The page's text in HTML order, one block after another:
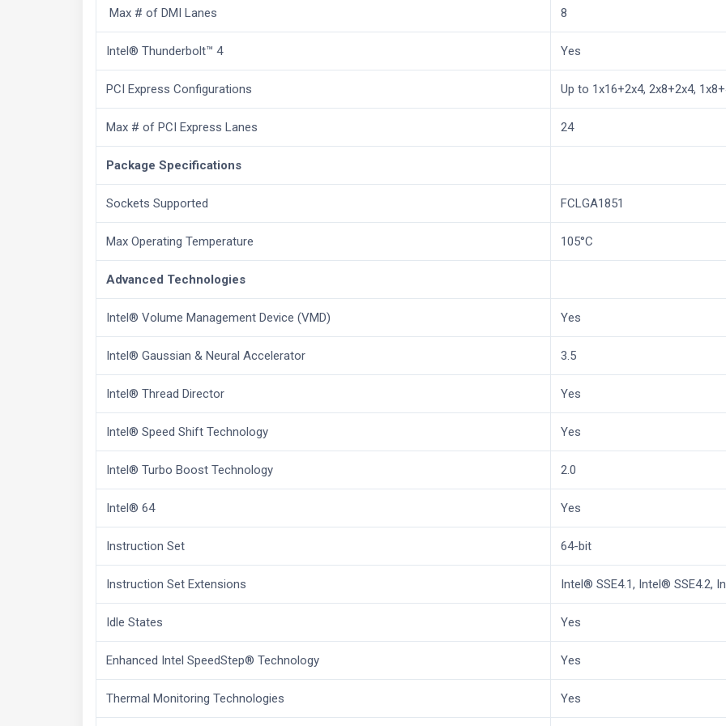
Max # of DMI Lanes 8
Intel® Thunderbolt™ 4 Yes
PCI Express Configurations Up to 1x16+2x4, 2x8+2x4,
Max # of PCI Express Lanes 24
Package Specifications
Sockets Supported FCLGA1851
Max Operating Temperature 105°C
Advanced Technologies
Intel® Volume Management Device (VMD) Yes
Intel® Gaussian & Neural Accelerator 3.5
Intel® Thread Director Yes
Intel® Speed Shift Technology Yes
Intel® Turbo Boost Technology 2.0
Intel® 64 Yes
Instruction Set 64-bit
Instruction Set Extensions Intel® SSE4.1, Intel® SSE4.2,
Idle States Yes
Enhanced Intel SpeedStep® Technology Yes
Thermal Monitoring Technologies Yes